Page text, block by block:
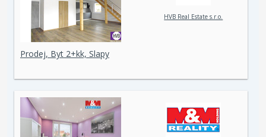
HVB Real Estate s.r.o.
Prodej, Byt 2+kk, Slapy